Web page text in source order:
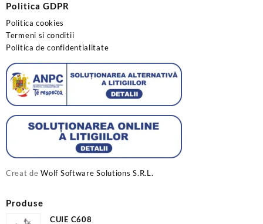
Politica GDPR
Politica cookies
Termeni si conditii
Politica de confidentialitate
Creat deWolf Software Solutions S.R.L.
Produse
CUIE C608